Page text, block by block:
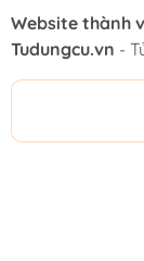
Website thành
Tudungcu.vn -